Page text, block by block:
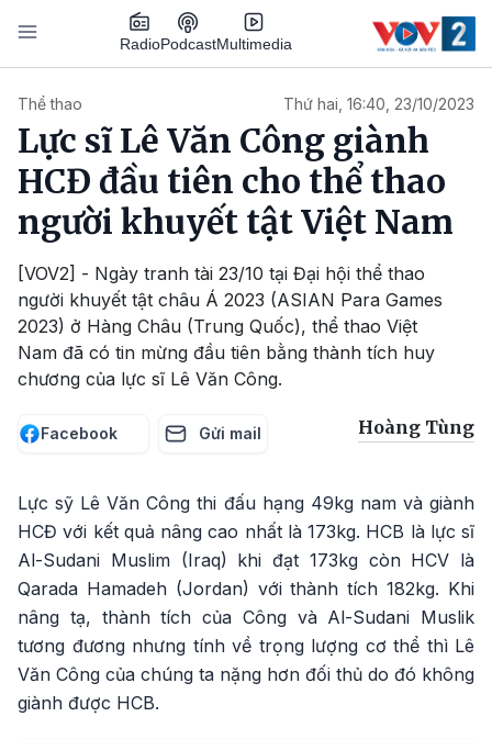
Nhảy đến nội dung
RadioPodcastMultimedia
Thể thao Thứ hai, 16:40, 23/10/2023
Lực sĩ Lê Văn Công giành
HCĐ đầu tiên cho thể thao
người khuyết tật Việt Nam
[VOV2] - Ngày tranh tài 23/10 tại Đại hội thể thao
người khuyết tật châu Á 2023 (ASIAN Para Games
2023) ở Hàng Châu (Trung Quốc), thể thao Việt
Nam đã có tin mừng đầu tiên bằng thành tích huy
chương của lực sĩ Lê Văn Công.
Facebook Gửi mail Hoàng Tùng
Lực sỹ Lê Văn Công thi đấu hạng 49kg nam và giành
HCĐ với kết quả nâng cao nhất là 173kg. HCB là lực sĩ
Al-Sudani Muslim (Iraq) khi đạt 173kg còn HCV là
Qarada Hamadeh (Jordan) với thành tích 182kg. Khi
nâng tạ, thành tích của Công và Al-Sudani Muslik
tương đương nhưng tính về trọng lượng cơ thể thì Lê
Văn Công của chúng ta nặng hơn đối thủ do đó không
giành được HCB.